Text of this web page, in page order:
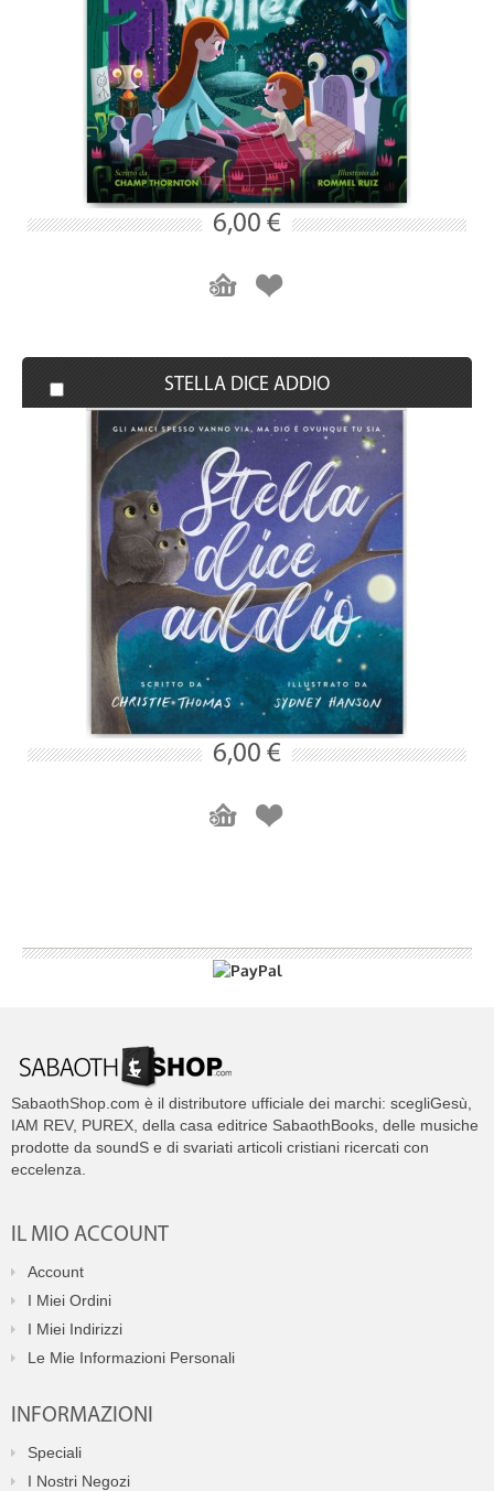
6,00 €
STELLA DICE ADDIO
6,00 €
SabaothShop.com è il distributore ufficiale dei marchi: scegliGesù,
IAM REV, PUREX, della casa editrice SabaothBooks, delle musiche
prodotte da soundS e di svariati articoli cristiani ricercati con
eccelenza.
IL MIO ACCOUNT
Account
I Miei Ordini
I Miei Indirizzi
Le Mie Informazioni Personali
INFORMAZIONI
Speciali
I Nostri Negozi